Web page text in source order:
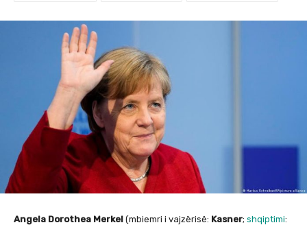
Angela Dorothea Merkel (mbiemri i vajzërisë: Kasner; shqiptimi: